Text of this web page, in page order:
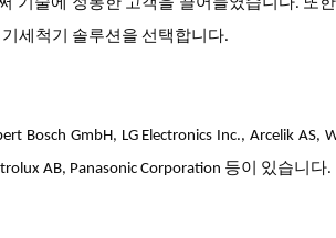
기술에 정통한 고객을 끌어들였습니다. 또한
세척기 솔루션을 선택합니다.
Bosch GmbH, LG Electronics Inc., Arcelik AS,
AB, Panasonic Corporation 등이 있습니다.